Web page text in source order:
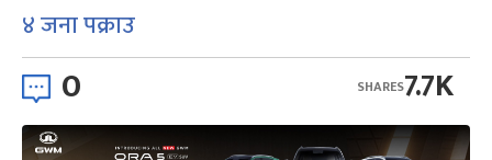
४ जना पक्राउ
0 7.7K
SHARES